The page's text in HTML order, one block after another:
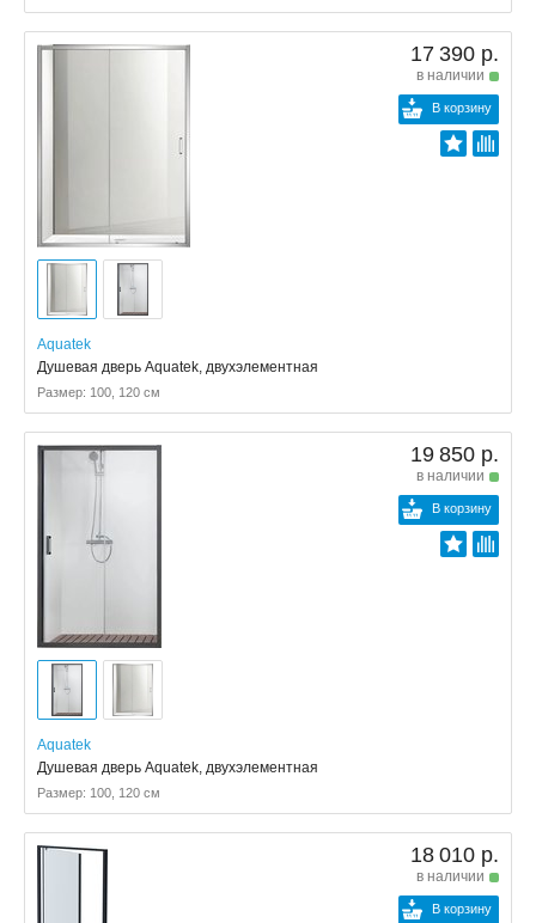
17 390 р.
в наличии
В корзину
Aquatek
Душевая дверь Aquatek, двухэлементная
Размер: 100, 120 см
19 850 р.
в наличии
В корзину
Aquatek
Душевая дверь Aquatek, двухэлементная
Размер: 100, 120 см
18 010 р.
в наличии
В корзину